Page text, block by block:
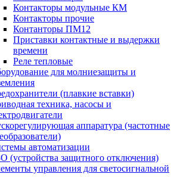
Контакторы модульные КМ
Контакторы прочие
Контанторы ПМ12
Приставки контактные и выдержки
времени
Реле тепловые
для молниезащиты и
(плавкие вставки)
техника, насосы и
аппаратура (частотные
автоматизации
(устройства защитного отключения)
управления для светосигнальной